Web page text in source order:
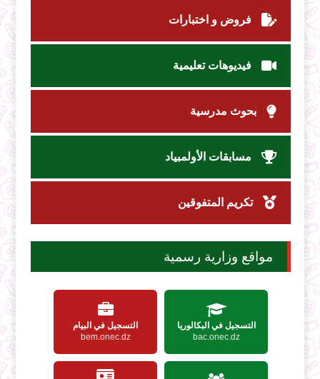
فروض و اختبارات
فيديوهات تعليمية
بحوث مدرسية
مسابقات الأولمبياد
تكريم المتفوقين
مواقع وزارية رسمية
التسجيل في البكالوريا
bac.onec.dz
التسجيل في البيام
bem.onec.dz